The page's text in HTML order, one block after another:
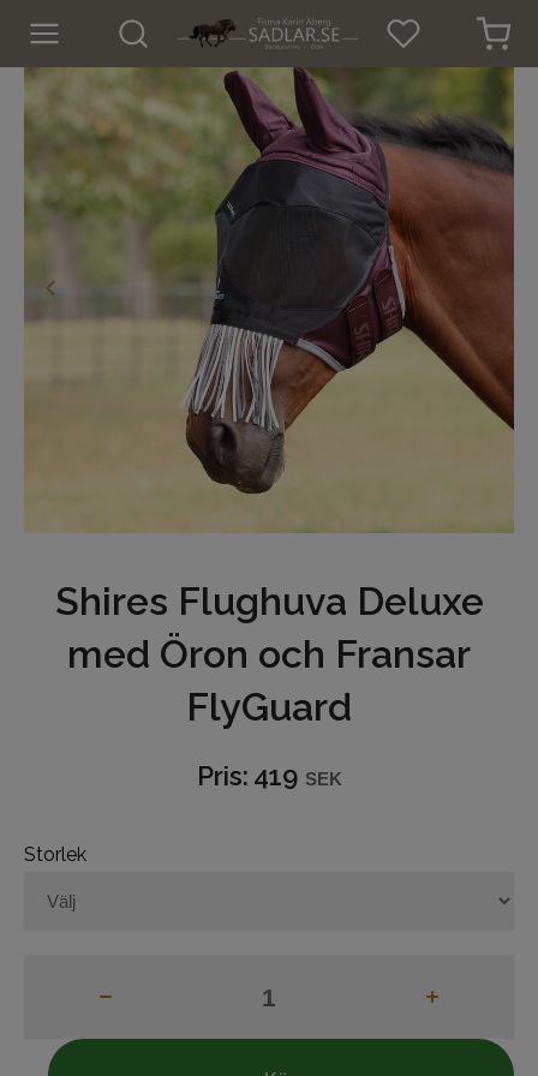
För hästen
Sadeltillbehör
Tyglar
Hjälptyglar
Bett
Grimmor och grimskaft
Benlindor
Shires Flughuva Deluxe
med Öron och Fransar
FlyGuard
Pris: 419 SEK
Storlek